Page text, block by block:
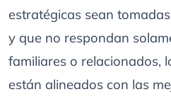
estratégicas sean
y que no respondan
familiares o relacionados,
están alineados con las